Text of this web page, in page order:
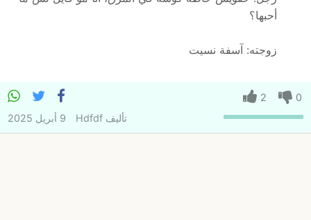
أحبها؟
زوجته: آسفة نسيت
0
2
تأليفHdfdf 9 أبريل 2025